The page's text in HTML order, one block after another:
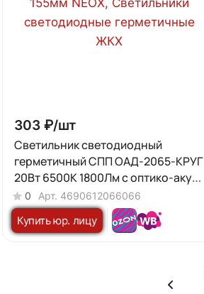
303 ₽/шт
Светильник светодиодный
герметичный СПП ОAД-2065-КРУГ
20Вт 6500К 1800Лм с оптико-акуст
датчиком IP65 155мм NEOX
0 Арт. 4690612066066
Купить юр. лицу